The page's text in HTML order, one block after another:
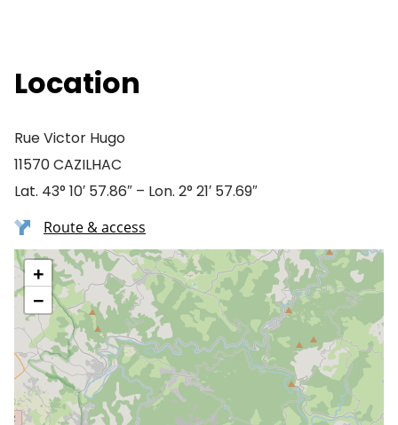
Location
Rue Victor Hugo
11570 CAZILHAC
Lat. 43° 10′ 57.86″ – Lon. 2° 21′ 57.69″
Route & access
+
−